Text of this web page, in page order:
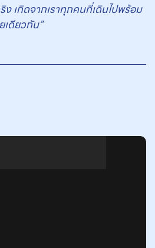
ง เกิดจากเราทุกคนที่เดินไปพร้อม
เดียวกัน”